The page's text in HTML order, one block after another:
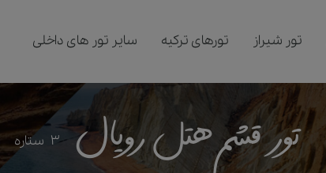
تور شیراز تورهای ترکیه سایر تور های داخلی
تور قشم هتل رویال 3 ستاره